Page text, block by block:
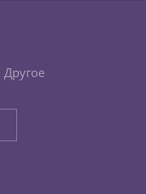
Другое